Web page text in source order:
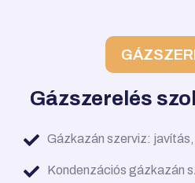
Gázszerelés
Gázkazán szerviz:
Kondenzációs gázkazán